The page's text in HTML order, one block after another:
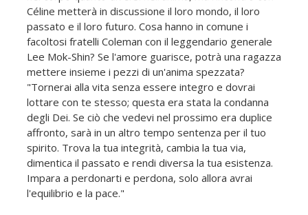
Céline metterà in discussione il loro mondo, il loro
passato e il loro futuro. Cosa hanno in comune i
facoltosi fratelli Coleman con il leggendario generale
Lee Mok-Shin? Se l'amore guarisce, potrà una ragazza
mettere insieme i pezzi di un'anima spezzata?
"Tornerai alla vita senza essere integro e dovrai
lottare con te stesso; questa era stata la condanna
degli Dei. Se ciò che vedevi nel prossimo era duplice
affronto, sarà in un altro tempo sentenza per il tuo
spirito. Trova la tua integrità, cambia la tua via,
dimentica il passato e rendi diversa la tua esistenza.
Impara a perdonarti e perdona, solo allora avrai
l'equilibrio e la pace."